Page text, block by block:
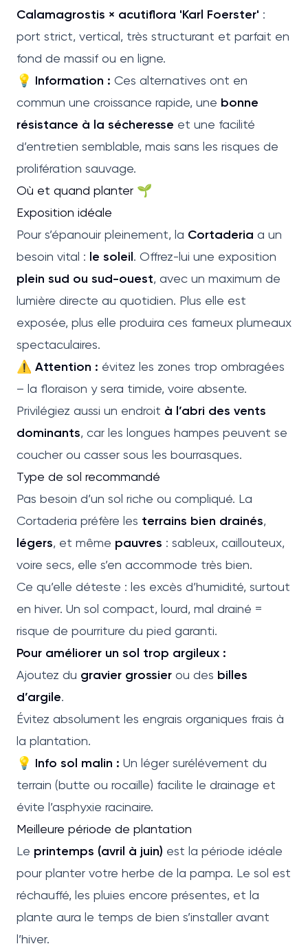
Calamagrostis × acutiflora 'Karl Foerster' :
port strict, vertical, très structurant et parfait en
fond de massif ou en ligne.
💡 Information : Ces alternatives ont en
commun une croissance rapide, une bonne
résistance à la sécheresse et une facilité
d’entretien semblable, mais sans les risques de
prolifération sauvage.
Où et quand planter 🌱
Exposition idéale
Pour s’épanouir pleinement, la Cortaderia a un
besoin vital : le soleil. Offrez-lui une exposition
plein sud ou sud-ouest, avec un maximum de
lumière directe au quotidien. Plus elle est
exposée, plus elle produira ces fameux plumeaux
spectaculaires.
⚠️ Attention : évitez les zones trop ombragées
– la floraison y sera timide, voire absente.
Privilégiez aussi un endroit à l’abri des vents
dominants, car les longues hampes peuvent se
coucher ou casser sous les bourrasques.
Type de sol recommandé
Pas besoin d’un sol riche ou compliqué. La
Cortaderia préfère les terrains bien drainés,
légers, et même pauvres : sableux, caillouteux,
voire secs, elle s’en accommode très bien.
Ce qu’elle déteste : les excès d’humidité, surtout
en hiver. Un sol compact, lourd, mal drainé =
risque de pourriture du pied garanti.
Pour améliorer un sol trop argileux :
Ajoutez du gravier grossier ou des billes
d’argile.
Évitez absolument les engrais organiques frais à
la plantation.
💡 Info sol malin : Un léger surélévement du
terrain (butte ou rocaille) facilite le drainage et
évite l’asphyxie racinaire.
Meilleure période de plantation
Le printemps (avril à juin) est la période idéale
pour planter votre herbe de la pampa. Le sol est
réchauffé, les pluies encore présentes, et la
plante aura le temps de bien s’installer avant
l’hiver.